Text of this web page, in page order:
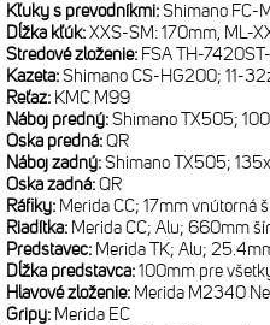
Kľuky s prevodníkmi:Shimano
Dĺžka kľúk:XXS-SM: 170mm, ML-
Stredové zloženie: FSA TH-
Kazeta:Shimano CS-HG200; 11-
Reťaz: KMC M99
Náboj predný:Shimano TX505;
Oska predná:QR
Náboj zadný:Shimano TX505;
Oska zadná:QR
Ráfiky: Merida CC; 17mm vnútorná
Riadítka: Merida CC; Alu; 660mm
Predstavec: Merida TK; Alu;
Dĺžka predstavca:100mm pre
Hlavové zloženie: Merida M2340
Gripy: Merida EC